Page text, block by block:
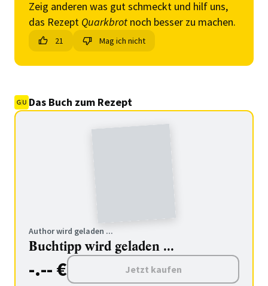
Zeig anderen was gut schmeckt und hilf uns,
das Rezept Quarkbrot noch besser zu machen.
21 Mag ich nicht
Das Buch zum Rezept
Author wird geladen ...
Buchtipp wird geladen ...
-.-- € Jetzt kaufen